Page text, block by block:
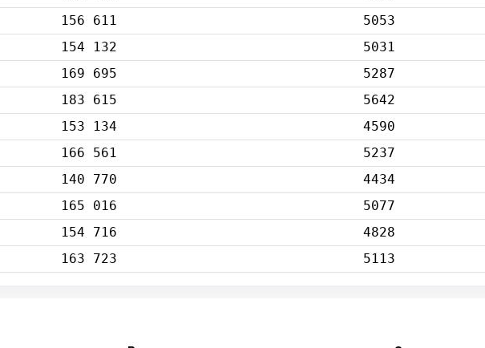
156 611
5053
154 132
5031
169 695
5287
183 615
5642
153 134
4590
166 561
5237
140 770
4434
165 016
5077
154 716
4828
163 723 5113